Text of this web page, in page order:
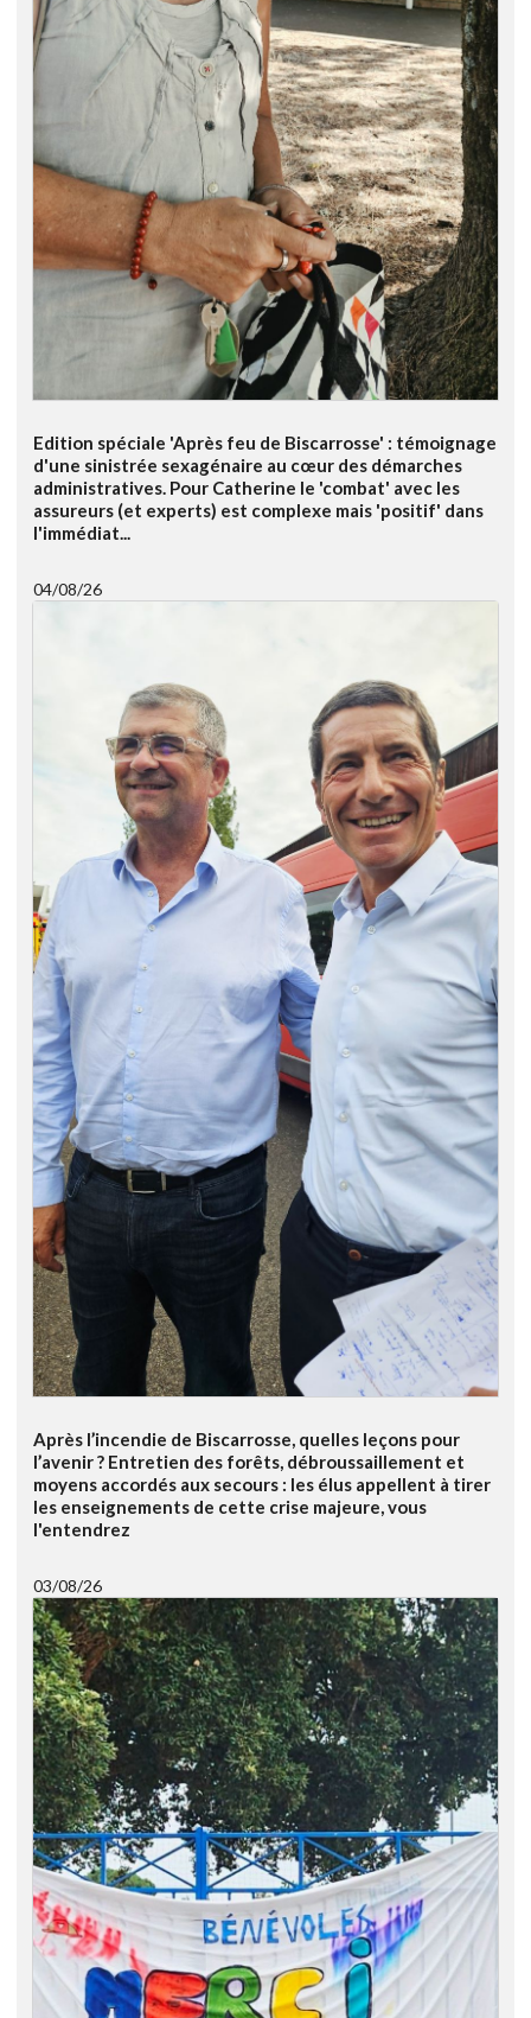
Edition spéciale 'Après feu de Biscarrosse' : témoignage
d'une sinistrée sexagénaire au cœur des démarches
administratives. Pour Catherine le 'combat' avec les
assureurs (et experts) est complexe mais 'positif' dans
l'immédiat...
04/08/26
Après l’incendie de Biscarrosse, quelles leçons pour
l’avenir ? Entretien des forêts, débroussaillement et
moyens accordés aux secours : les élus appellent à tirer
les enseignements de cette crise majeure, vous
l'entendrez
03/08/26